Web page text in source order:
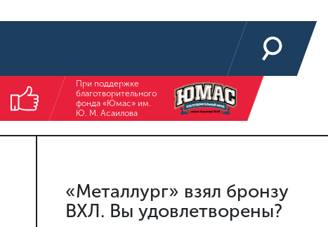
При поддержке
благотворительного
фонда «Юмас» им.
Ю. М. Асаилова
«Металлург» взял бронзу
ВХЛ. Вы удовлетворены?